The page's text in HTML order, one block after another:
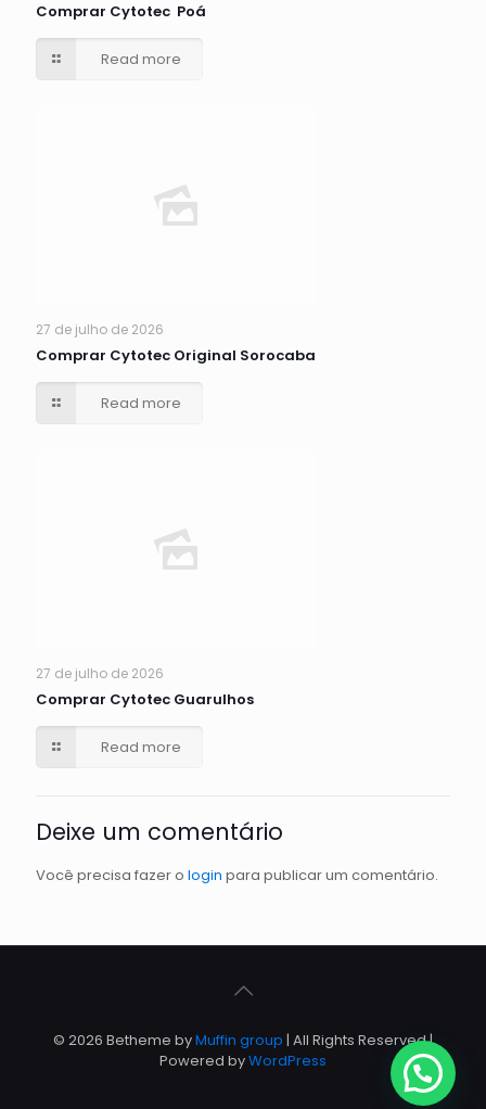
Comprar Cytotec Poá
Read more
27 de julho de 2026
Comprar Cytotec Original Sorocaba
Read more
27 de julho de 2026
Comprar Cytotec Guarulhos
Read more
Deixe um comentário
Você precisa fazer o login para publicar um comentário.
© 2026 Betheme byMuffin group | All Rights Reserved |
Powered byWordPress